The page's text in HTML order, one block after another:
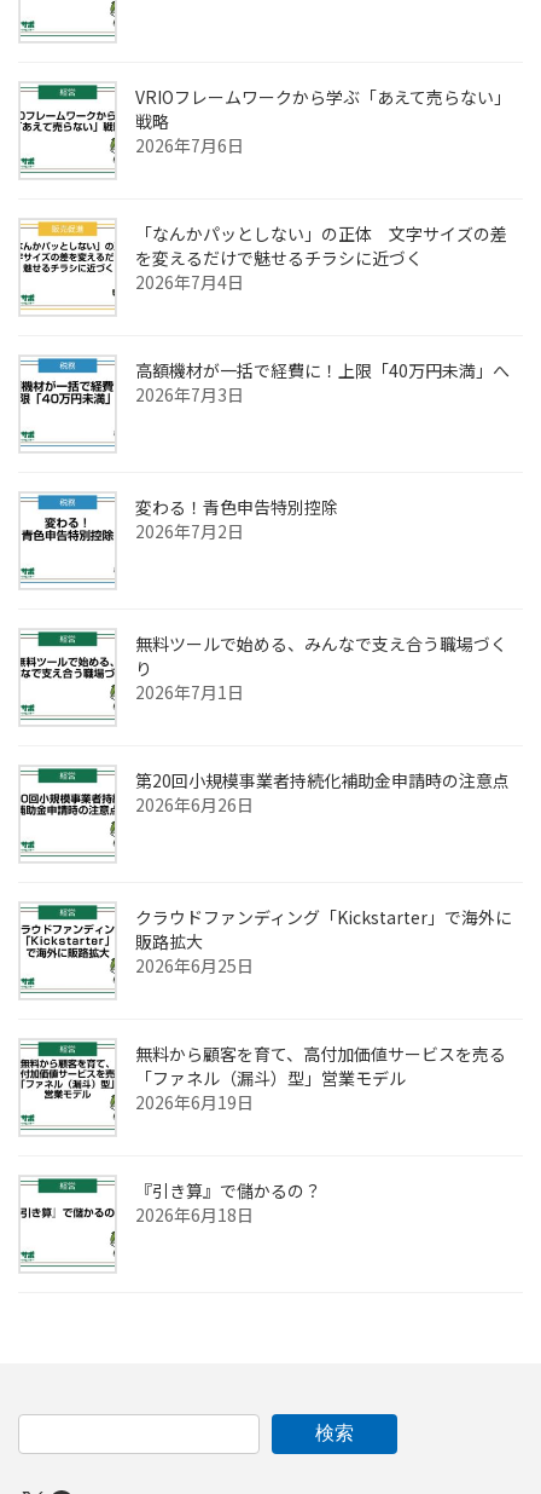
VRIOフレームワークから学ぶ「あえて売らない」
戦略
2026年7月6日
「なんかパッとしない」の正体 文字サイズの差
を変えるだけで魅せるチラシに近づく
2026年7月4日
高額機材が一括で経費に！上限「40万円未満」へ
2026年7月3日
変わる！青色申告特別控除
2026年7月2日
無料ツールで始める、みんなで支え合う職場づく
り
2026年7月1日
第20回小規模事業者持続化補助金申請時の注意点
2026年6月26日
クラウドファンディング「Kickstarter」で海外に
販路拡大
2026年6月25日
無料から顧客を育て、高付加価値サービスを売る
「ファネル（漏斗）型」営業モデル
2026年6月19日
『引き算』で儲かるの？
2026年6月18日
検索